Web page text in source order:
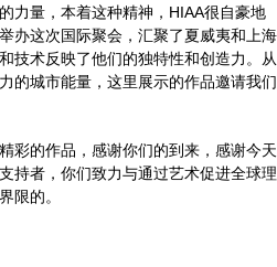
力量，本着这种精神，HIAA很自豪地
办这次国际聚会，汇聚了夏威夷和上海
技术反映了他们的独特性和创造力。从
的城市能量，这里展示的作品邀请我们
彩的作品，感谢你们的到来，感谢今天
持者，你们致力与通过艺术促进全球理
限的。